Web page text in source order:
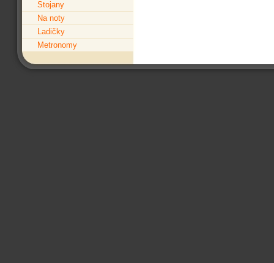
Stojany
Na noty
Ladičky
Metronomy